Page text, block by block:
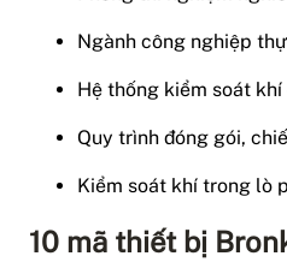
Ngành công nghiệp
Hệ thống kiểm soát
Quy trình đóng gói,
Kiểm soát khí trong lò
10 mã thiết bị